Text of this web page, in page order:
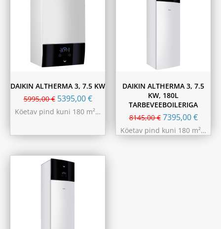
DAIKIN ALTHERMA 3, 7.5 KW
5995,00€ 5395,00€
Köetav pind kuni 180 m²…
DAIKIN ALTHERMA 3, 7.5
KW, 180L
TARBEVEEBOILERIGA
8145,00€ 7395,00€
Köetav pind kuni 180 m²…